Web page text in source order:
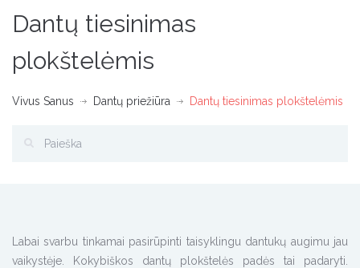
Dantų tiesinimas
plokštelėmis
Vivus Sanus Dantų priežiūra Dantų tiesinimas plokštelėmis
Labai svarbu tinkamai pasirūpinti taisyklingu dantukų augimu jau
vaikystėje. Kokybiškos dantų plokštelės padės tai padaryti.